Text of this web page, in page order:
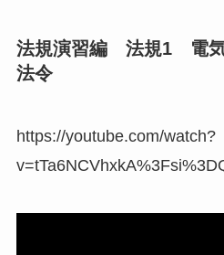
法規演習編 法規1 電気
法令
https://youtube.com/watch?